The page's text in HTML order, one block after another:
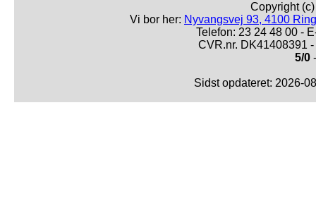
Copyright
Vi bor her: Nyvangsvej 93, 4100
Telefon: 23 24 48 00 -
CVR.nr. DK41408391
5/0
Sidst opdateret: 2026-